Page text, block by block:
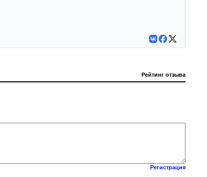
Рейтинг отзыва
Регистрация